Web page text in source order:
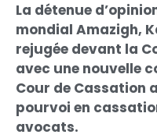
La détenue
mondial Amazigh,
rejugée devant la
avec une nouvelle
Cour de Cassation
pourvoi en
avocats.